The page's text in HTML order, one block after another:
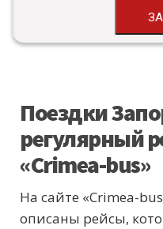
Поездки
регулярный
«Сrimea-bus»
На сайте «Сrimea-
описаны рейсы,